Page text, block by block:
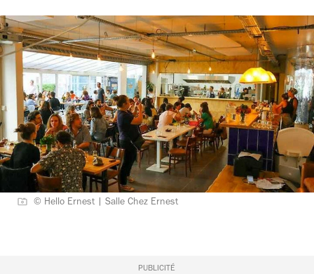
© Hello Ernest | Salle Chez Ernest
PUBLICITÉ